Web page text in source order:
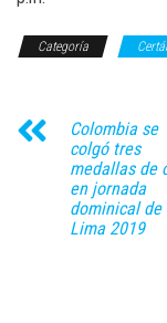
Categoría
Colombia se
colgó tres
medallas de
en jornada
dominical de
Lima 2019